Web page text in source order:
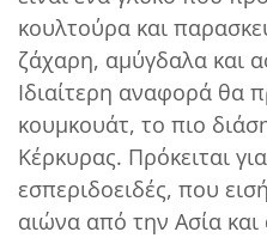
κουλτούρα και
ζάχαρη, αμύγδαλα και
Ιδιαίτερη αναφορά θα
κουμκουάτ, το πιο
Κέρκυρας. Πρόκειται
εσπεριδοειδές, που
αιώνα από την Ασία και